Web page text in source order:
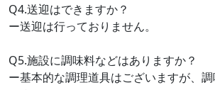
Q4.送迎はできますか？
ー送迎は行っておりません。
Q5.施設に調味料などはありますか？
ー基本的な調理道具はございますが、